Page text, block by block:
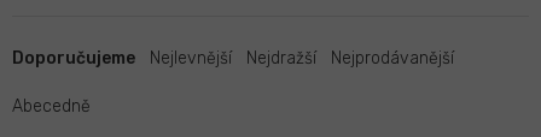
a
e
Doporučujeme Nejlevnější Nejdražší Nejprodávanější
Abecedně